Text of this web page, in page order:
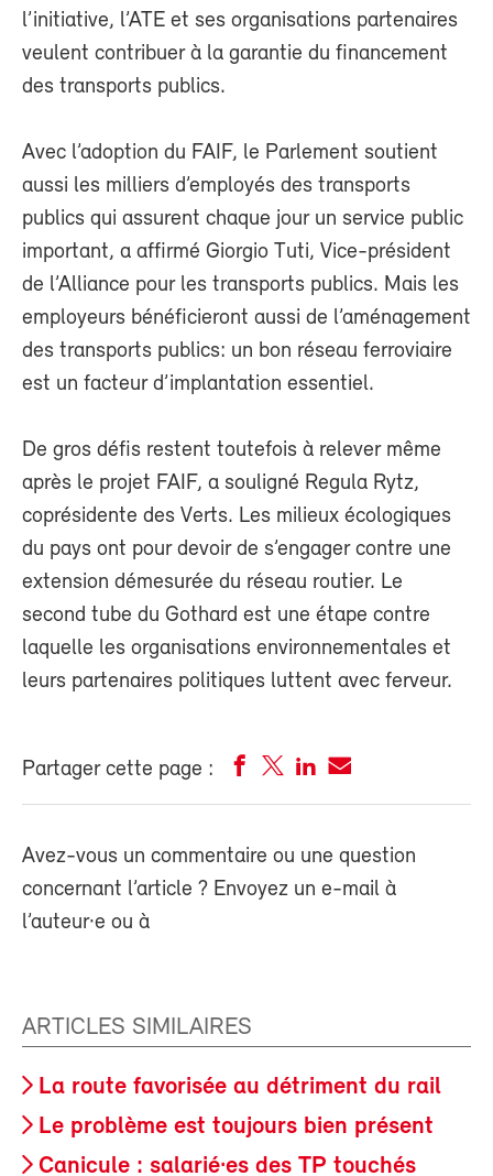
l’initiative, l’ATE et ses organisations partenaires
veulent contribuer à la garantie du financement
des transports publics.
Avec l’adoption du FAIF, le Parlement soutient
aussi les milliers d’employés des transports
publics qui assurent chaque jour un service public
important, a affirmé Giorgio Tuti, Vice-président
de l’Alliance pour les transports publics. Mais les
employeurs bénéficieront aussi de l’aménagement
des transports publics: un bon réseau ferroviaire
est un facteur d’implantation essentiel.
De gros défis restent toutefois à relever même
après le projet FAIF, a souligné Regula Rytz,
coprésidente des Verts. Les milieux écologiques
du pays ont pour devoir de s’engager contre une
extension démesurée du réseau routier. Le
second tube du Gothard est une étape contre
laquelle les organisations environnementales et
leurs partenaires politiques luttent avec ferveur.
Partager cette page :
Avez-vous un commentaire ou une question
concernant l’article ? Envoyez un e-mail à
l’auteur·e ou à
ARTICLES SIMILAIRES
La route favorisée au détriment du rail
Le problème est toujours bien présent
Canicule : salarié·es des TP touchés